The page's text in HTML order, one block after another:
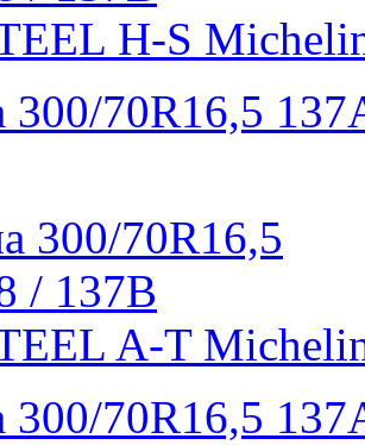
70R16,5
70R16,5